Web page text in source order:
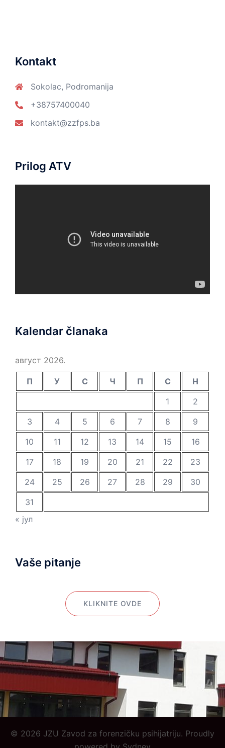
Kontakt
Sokolac, Podromanija
+38757400040
kontakt@zzfps.ba
Prilog ATV
Kalendar članaka
август 2026.
П У С Ч П С
Н
1
2
3
4 5 6 7 8
9
10
11 12 13 14 15
16
17
18 19 20 21 22
23
24
25 26 27 28 29
30
31
« јул
Vaše pitanje
KLIKNITE OVDE
© 2026 JZU Zavod za forenzičku psihijatriju. Proudly